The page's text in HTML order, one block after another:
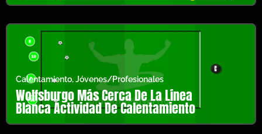
Calentamiento,Jóvenes/Profesionales
Wolfsburgo Más Cerca De La Línea
Blanca Actividad De Calentamiento